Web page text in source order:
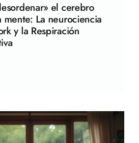
el cerebro
mente: La neurociencia
y la Respiración